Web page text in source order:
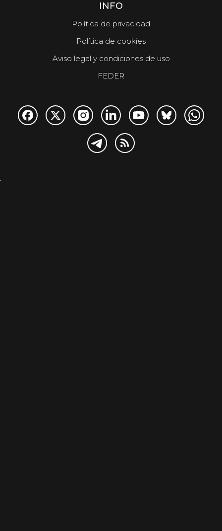
INFO
Política de privacidad
Política de cookies
Aviso legal y condiciones de uso
FEDER